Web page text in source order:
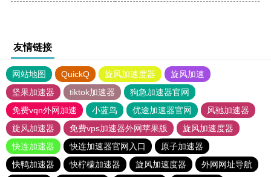
友情链接
网站地图 QuickQ 旋风加速度器
旋风加速
坚果加速器
tiktok加速器
狗急加速器官网
免费vqn外网加速
小蓝鸟 优途加速器官网
风驰加速器
旋风加速器
免费vps加速器外网苹果版
旋风加速度器
快连加速器
快连加速器官网入口
原子加速器
快鸭加速器
快柠檬加速器 旋风加速度器
外网网址导航